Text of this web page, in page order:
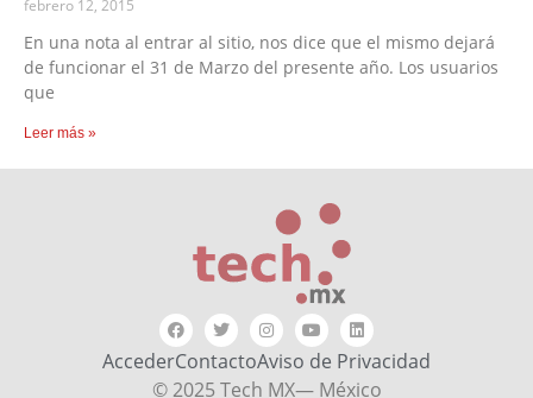
febrero 12, 2015
En una nota al entrar al sitio, nos dice que el mismo dejará
de funcionar el 31 de Marzo del presente año. Los usuarios
que
Leer más »
AccederContactoAviso de Privacidad
© 2025 Tech MX— México